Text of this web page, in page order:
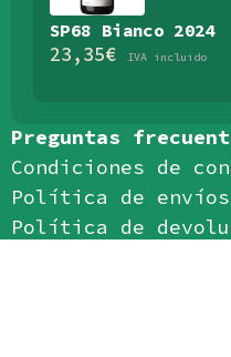
Preguntas
Condiciones de
Política de envíos
Política de
SP68 Bianco 2024
23,35€ IVA incluido